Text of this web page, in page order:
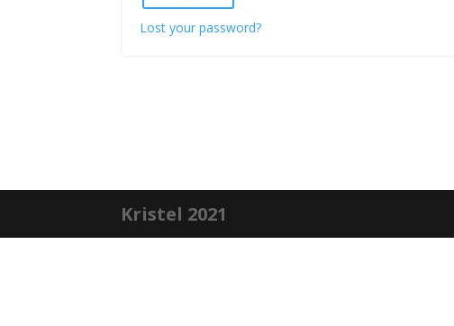
Lost your password?
Kristel 2021